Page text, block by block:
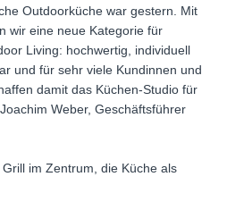
Outdoorküche war gestern. Mit
wir eine neue Kategorie für
Living: hochwertig, individuell
und für sehr viele Kundinnen und
damit das Küchen-Studio für
Weber, Geschäftsführer
im Zentrum, die Küche als